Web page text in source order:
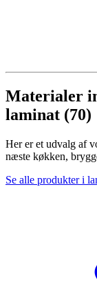
Materialer
laminat (70)
Her er et udvalg af
næste køkken,
Se alle produkter i